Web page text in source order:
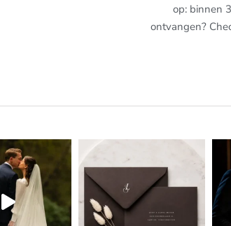
op: binnen
ontvangen?